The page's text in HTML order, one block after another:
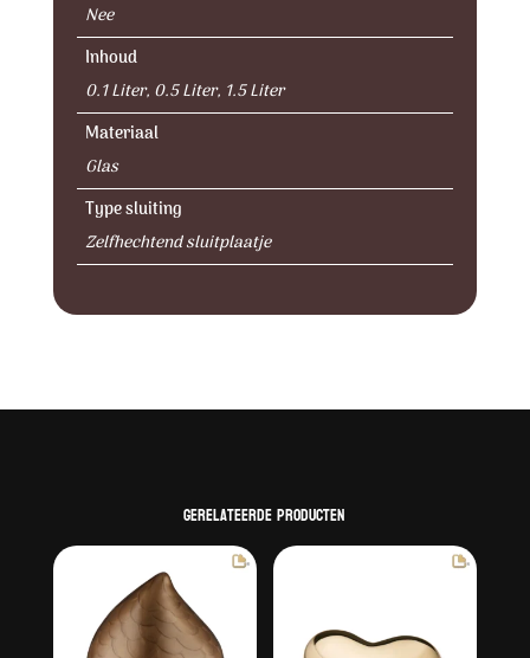
Nee
Inhoud
0.1 Liter, 0.5 Liter, 1.5 Liter
Materiaal
Glas
Type sluiting
Zelfhechtend sluitplaatje
Gerelateerde producten